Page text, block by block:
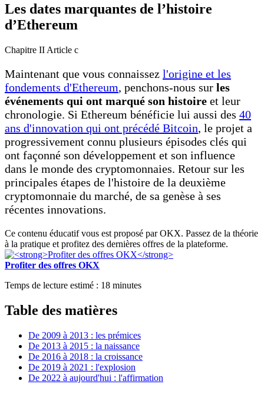
Les dates marquantes de l’histoire
d’Ethereum
Chapitre II Article c
Maintenant que vous connaissez l'origine et les
fondements d'Ethereum, penchons-nous sur les
événements qui ont marqué son histoire et leur
chronologie. Si Ethereum bénéficie lui aussi des 40
ans d'innovation qui ont précédé Bitcoin, le projet a
progressivement connu plusieurs épisodes clés qui
ont façonné son développement et son influence
dans le monde des cryptomonnaies. Retour sur les
principales étapes de l'histoire de la deuxième
cryptomonnaie du marché, de sa genèse à ses
récentes innovations.
Ce contenu éducatif vous est proposé par OKX. Passez de la théorie
à la pratique et profitez des dernières offres de la plateforme.
Profiter des offres OKX
Temps de lecture estimé : 18 minutes
Table des matières
De 2009 à 2013 : les prémices
De 2013 à 2015 : la naissance
De 2016 à 2018 : la croissance
De 2019 à 2021 : l'explosion
De 2022 à aujourd'hui : l'affirmation